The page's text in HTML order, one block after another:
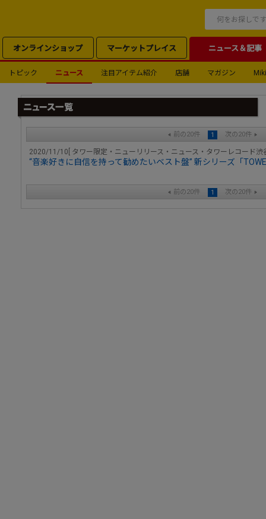
オンラインショップ マーケットプレイス ニュース＆記事
トピック ニュース 注目アイテム紹介 店舗 マガジン
前の20件 1 次の20件
2020/11/10[ タワー限定・ニューリリース・ニュース・タワーレコード渋
“音楽好きに自信を持って勧めたいベスト盤” 新シリーズ「
前の20件 1 次の20件